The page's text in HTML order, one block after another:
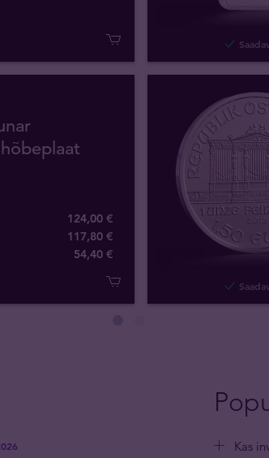
124,00 €
117,80 €
54,40 €
Kas